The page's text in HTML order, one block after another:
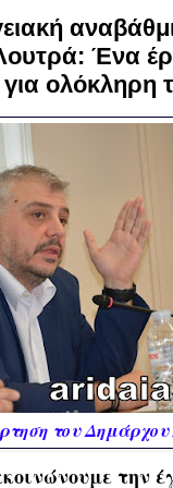
Ένα
ολόκληρη
του
την